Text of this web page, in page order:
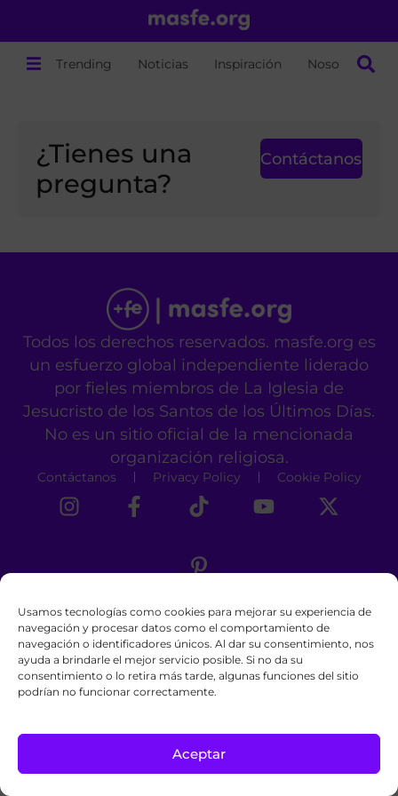
Usamos tecnologías como cookies para mejorar su experiencia de
navegación y procesar datos como el comportamiento de
navegación o identificadores únicos. Al dar su consentimiento, nos
ayuda a brindarle el mejor servicio posible. Si no da su
consentimiento o lo retira más tarde, algunas funciones del sitio
podrían no funcionar correctamente.
Aceptar
Trending Noticias Inspiración Nosotros
¿Tienes una
pregunta?
Contáctanos
Todos los derechos reservados. masfe.org es
un esfuerzo global independiente liderado
por fieles miembros de La Iglesia de
Jesucristo de los Santos de los Últimos Días.
No es un sitio oficial de la mencionada
organización religiosa.
Contáctanos Privacy Policy Cookie Policy